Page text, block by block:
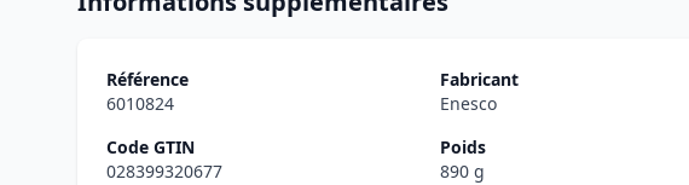
Référence
6010824
Fabricant
Enesco
Code GTIN
028399320677
Poids
890 g